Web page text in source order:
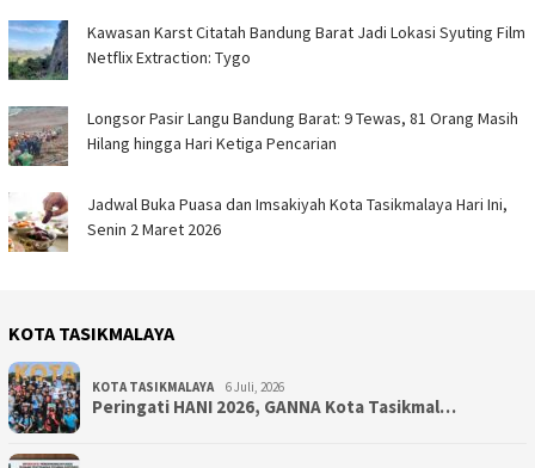
Kawasan Karst Citatah Bandung Barat Jadi Lokasi Syuting Film
Netflix Extraction: Tygo
Longsor Pasir Langu Bandung Barat: 9 Tewas, 81 Orang Masih
Hilang hingga Hari Ketiga Pencarian
Jadwal Buka Puasa dan Imsakiyah Kota Tasikmalaya Hari Ini,
Senin 2 Maret 2026
KOTA TASIKMALAYA
KOTA TASIKMALAYA 6 Juli, 2026
Peringati HANI 2026, GANNA Kota Tasikmal…